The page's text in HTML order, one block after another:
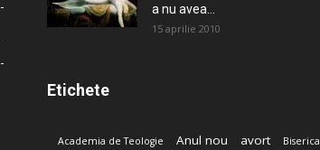
a nu avea...
15 aprilie 2010
Etichete
Academia de Teologie Anul nou avort Biserica